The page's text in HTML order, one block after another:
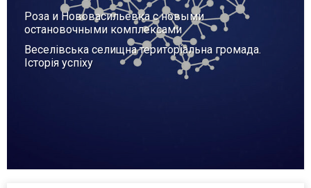
Роза и Нововасильевка с новыми
остановочными комплексами
Веселівська селищна територіальна громада.
Історія успіху